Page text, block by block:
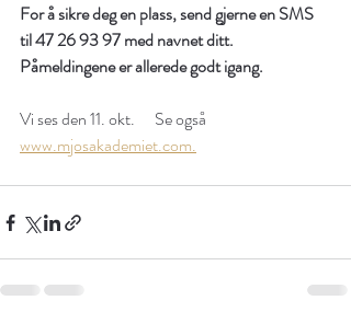
For å sikre deg en plass, send gjerne en SMS
til 47 26 93 97 med navnet ditt.
Påmeldingene er allerede godt igang.
Vi ses den 11. okt.      Se også
www.mjosakademiet.com.